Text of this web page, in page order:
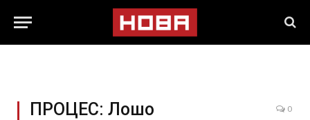
ПРОЦЕС: Лошо
0